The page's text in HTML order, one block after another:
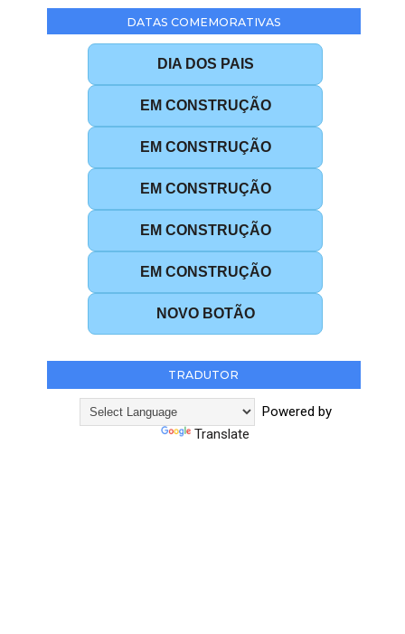
DATAS COMEMORATIVAS
DIA DOS PAIS
EM CONSTRUÇÃO
EM CONSTRUÇÃO
EM CONSTRUÇÃO
EM CONSTRUÇÃO
EM CONSTRUÇÃO
NOVO BOTÃO
TRADUTOR
Powered by
Translate